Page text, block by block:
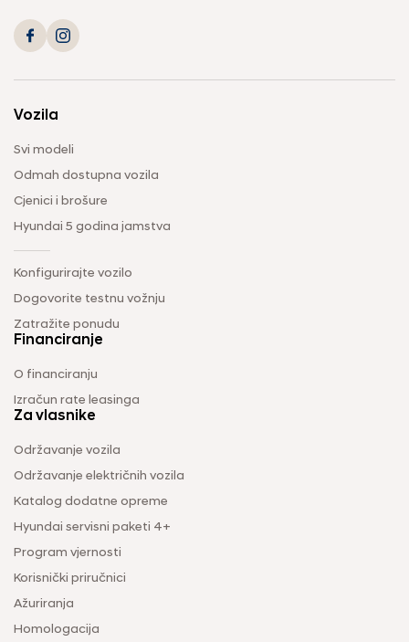
Vozila
Svi modeli
Odmah dostupna vozila
Cjenici i brošure
Hyundai 5 godina jamstva
Konfigurirajte vozilo
Dogovorite testnu vožnju
Zatražite ponudu
Financiranje
O financiranju
Izračun rate leasinga
Za vlasnike
Održavanje vozila
Održavanje električnih vozila
Katalog dodatne opreme
Hyundai servisni paketi 4+
Program vjernosti
Korisnički priručnici
Ažuriranja
Homologacija